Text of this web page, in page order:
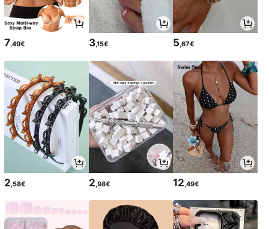
7,49€ 3,15€ 5,67€
2 ,58€ 2 ,98€ 12 ,49€